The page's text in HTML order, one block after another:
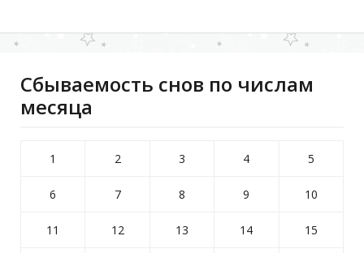
Сбываемость снов по числам
месяца
1 2 3 4 5
6 7 8 9 10
11 12 13 14 15